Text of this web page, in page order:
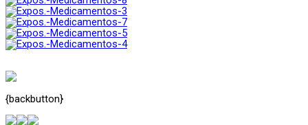
{backbutton}